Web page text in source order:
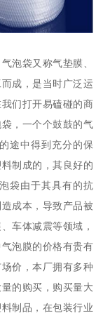
泡袋又称气垫膜、
成，是当时广泛运
们打开易磕碰的商
，一个个鼓鼓的气
途中得到充分的保
制成的，其良好的
袋由于其具有的抗
成本，导致产品被
车体减震等领域，
泡膜的价格有贵有
价，本厂拥有多种
的购买，购买量大
制品，在包装行业